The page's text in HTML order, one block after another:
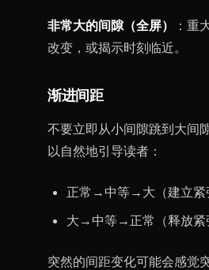
非常大的间隙（全屏）
：重
改变，或揭示时刻临近。
渐进间距
不要立即从小间隙跳到大间
以自然地引导读者：
正常→中等→大（建立紧
大→中等→正常（释放紧
突然的间距变化可能会感觉